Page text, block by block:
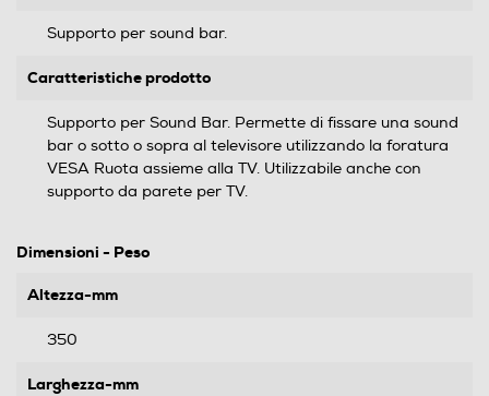
Supporto per sound bar.
Caratteristiche prodotto
Supporto per Sound Bar. Permette di fissare una sound
bar o sotto o sopra al televisore utilizzando la foratura
VESA Ruota assieme alla TV. Utilizzabile anche con
supporto da parete per TV.
Dimensioni - Peso
Altezza-mm
350
Larghezza-mm